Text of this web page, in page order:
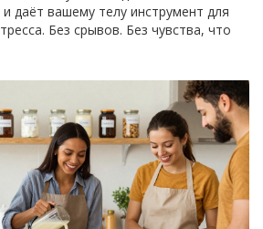
и даёт вашему телу инструмент для
Без срывов. Без чувства, что